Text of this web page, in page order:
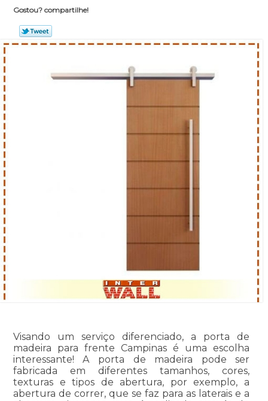
Gostou? compartilhe!
Visando um serviço diferenciado, a porta de
madeira para frente Campinas é uma escolha
interessante! A porta de madeira pode ser
fabricada em diferentes tamanhos, cores,
texturas e tipos de abertura, por exemplo, a
abertura de correr, que se faz para as laterais e a